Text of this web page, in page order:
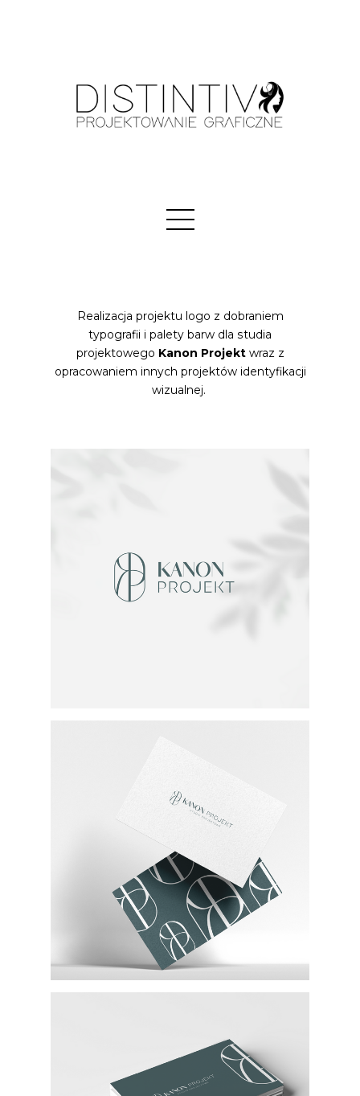
Realizacja projektu logo z dobraniem
typografii i palety barw dla studia
projektowego Kanon Projektwraz z
opracowaniem innych projektów identyfikacji
wizualnej.